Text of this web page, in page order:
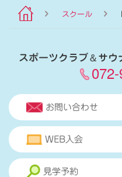
スクール
スポーツクラブ＆サウ
お問い合わせ
WEB入会
見学予約